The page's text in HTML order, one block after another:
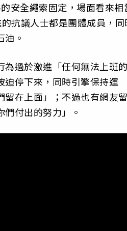
安全繩索固定，場面看來相
抗議人士都是團體成員，同
。
為過於激進「任何無法上班
迫停下來，同時引擎保持運
在上面」；不過也有網友
付出的努力」。